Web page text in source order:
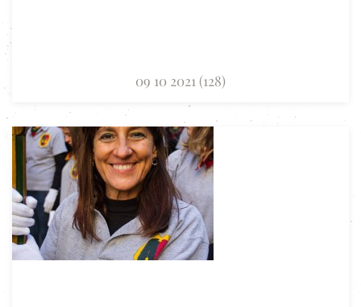
09 10 2021 (128)